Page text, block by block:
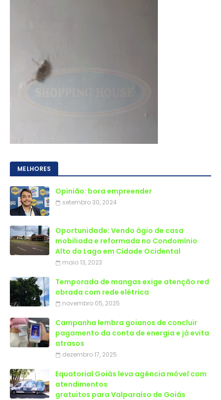
MELHORES
Opinião: bora empreender
setembro 30, 2024
Oportunidade: Vendo ágio de casa
mobiliada e reformada no Condomínio
Alto do Lago em Cidade Ocidental
maio 13, 2023
Temporada de mangas exige atenção red
obrada com rede elétrica
novembro 05, 2025
Campanha lembra goianos de concluir
pagamento da conta de energia e já evita
atrasos
dezembro 17, 2025
Equatorial Goiás leva agência móvel com
atendimentos
gratuitos para Valparaíso de Goiás